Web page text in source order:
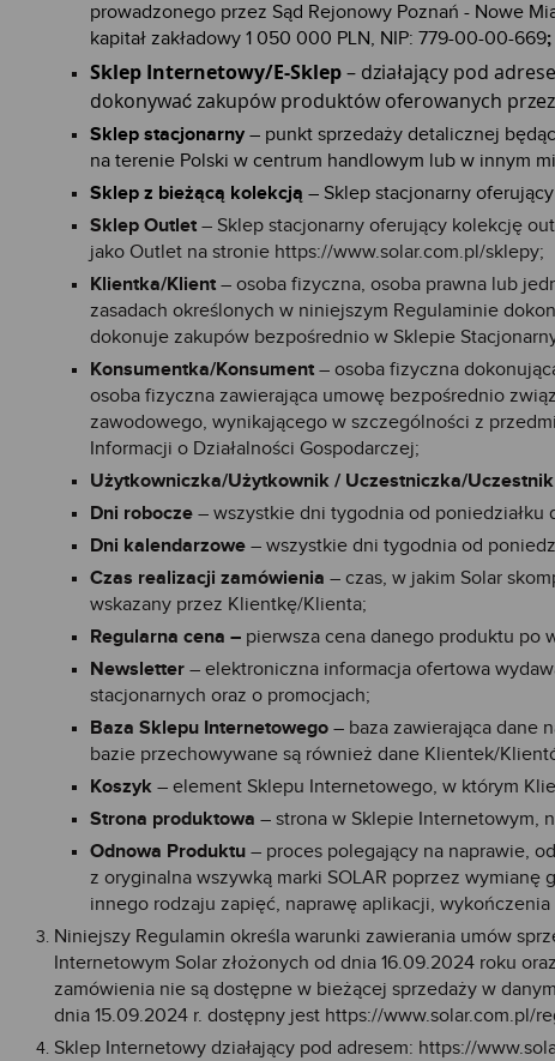
prowadzonego przez Sąd Rejonowy Poznań - Nowe
kapitał zakładowy 1 050 000 PLN, NIP: 779-00-00-669;
Sklep Internetowy/E-Sklep– działający pod
dokonywać zakupów produktów oferowanych
Sklep stacjonarny – punkt sprzedaży detalicznej
na terenie Polski w centrum handlowym lub w innym
Sklep z bieżącą kolekcją – Sklep stacjonarny
Sklep Outlet – Sklep stacjonarny oferujący kolekcję
jako Outlet na stronie https://www.solar.com.pl/sklepy;
Klientka/Klient – osoba fizyczna, osoba prawna lub
zasadach określonych w niniejszym Regulaminie
dokonuje zakupów bezpośrednio w Sklepie
Konsumentka/Konsument – osoba fizyczna
osoba fizyczna zawierająca umowę bezpośrednio
zawodowego, wynikającego w szczególności z
Informacji o Działalności Gospodarczej;
Użytkowniczka/Użytkownik / Uczestniczka/Uczestnik
Dni robocze – wszystkie dni tygodnia od
Dni kalendarzowe – wszystkie dni tygodnia od
Czas realizacji zamówienia – czas, w jakim Solar
wskazany przez Klientkę/Klienta;
Regularna cena – pierwsza cena danego produktu po
Newsletter – elektroniczna informacja ofertowa
stacjonarnych oraz o promocjach;
Baza Sklepu Internetowego – baza zawierająca dane
bazie przechowywane są również dane Klientek/
Koszyk – element Sklepu Internetowego, w którym
Strona produktowa – strona w Sklepie Internetowym,
Odnowa Produktu – proces polegający na naprawie,
z oryginalna wszywką marki SOLAR poprzez
innego rodzaju zapięć, naprawę aplikacji,
Niniejszy Regulamin określa warunki zawierania umów
Internetowym Solar złożonych od dnia 16.09.2024 roku
zamówienia nie są dostępne w bieżącej sprzedaży w
dnia 15.09.2024 r. dostępny jest https://www.solar.com.pl/
Sklep Internetowy działający pod adresem: https://